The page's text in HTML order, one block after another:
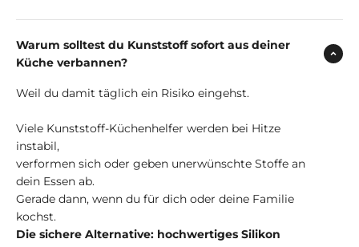
Warum solltest du Kunststoff sofort aus deiner
Küche verbannen?
Weil du damit täglich ein Risiko eingehst.
Viele Kunststoff-Küchenhelfer werden bei Hitze
instabil,
verformen sich oder geben unerwünschte Stoffe an
dein Essen ab.
Gerade dann, wenn du für dich oder deine Familie
kochst.
Die sichere Alternative: hochwertiges Silikon